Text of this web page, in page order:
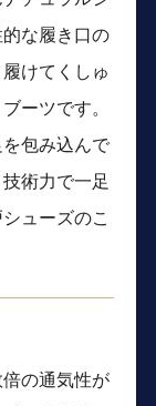
な履き口の
けてくしゅ
ーツです。
包み込んで
術力で一足
ューズのこ
の通気性が